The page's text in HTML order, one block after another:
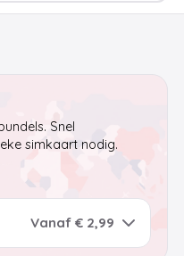
Snel
simkaart nodig.
Vanaf € 2,99